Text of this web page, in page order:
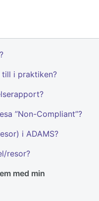
i praktiken?
”Non-Compliant”?
i ADAMS?
resor?
med min